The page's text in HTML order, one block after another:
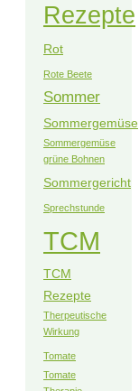
Rezepte
Rot
Rote Beete
Sommer
Sommergemüse
Sommergemüse
grüne Bohnen
Sommergericht
Sprechstunde
TCM
TCM
Rezepte
Therpeutische
Wirkung
Tomate
Tomate